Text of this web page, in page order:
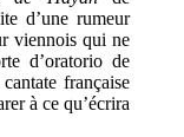
d’une rumeur
viennois qui ne
d’oratorio de
française
à ce qu’écrira